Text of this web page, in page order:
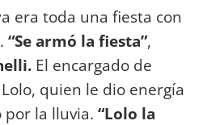
era toda una fiesta con
“Se armó la fiesta”,
El encargado de
quien le dio energía
por la lluvia. “Lolo la